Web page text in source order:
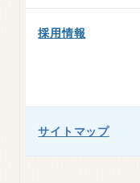
採用情報
サイトマップ